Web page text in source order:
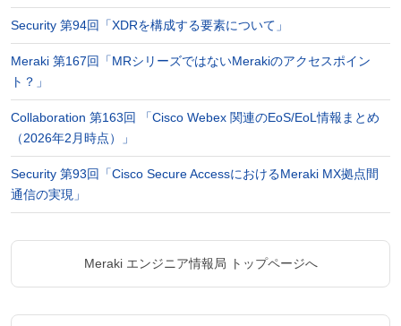
Security 第94回「XDRを構成する要素について」
Meraki 第167回「MRシリーズではないMerakiのアクセスポイン
ト？」
Collaboration 第163回 「Cisco Webex 関連のEoS/EoL情報まとめ
（2026年2月時点）」
Security 第93回「Cisco Secure AccessにおけるMeraki MX拠点間
通信の実現」
Meraki エンジニア情報局 トップページへ